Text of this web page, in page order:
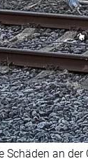
Schäden an der